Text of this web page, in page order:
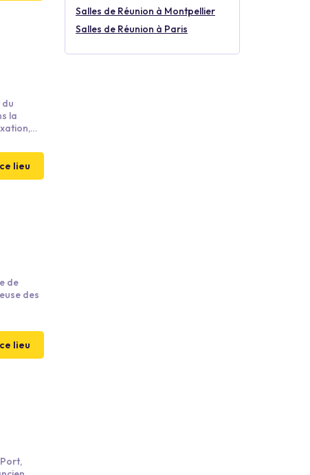
Salles de Réunion à Montpellier
Salles de Réunion à Paris
la
lieu
de
des
lieu